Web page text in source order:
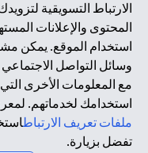
الارتباط التسويقية
المحتوى والإعلانات
استخدام الموقع. يمكن
وسائل التواصل الاجتماعي
مع المعلومات الأخرى
استخدامك لخدماتهم.
ملفات تعريف الارتباط
تفضل بزيارة.
العامة \ قانون
الصفحة ليس ولا ينبغي
لشراء أو بيع أي من